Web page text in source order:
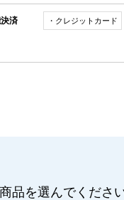
済 ・クレジットカード
品を選んでください